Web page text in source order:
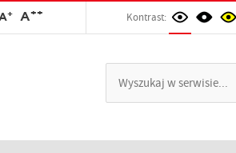
+ A++ Kontrast: